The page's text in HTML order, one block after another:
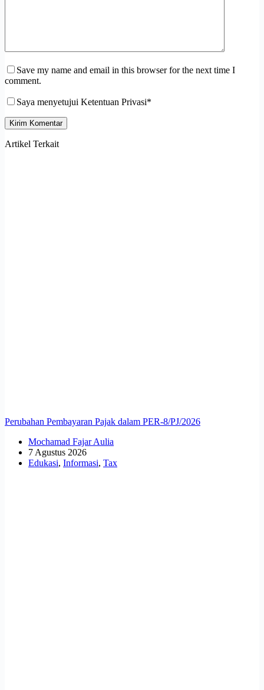
Save my name and email in this browser for the next time I
comment.
Saya menyetujui Ketentuan Privasi*
Kirim Komentar
Artikel Terkait
Perubahan Pembayaran Pajak dalam PER-8/PJ/2026
Mochamad Fajar Aulia
7 Agustus 2026
Edukasi, Informasi, Tax